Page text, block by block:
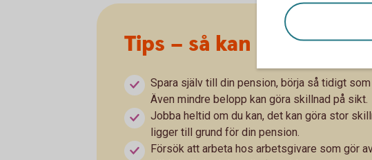
Tips – så kan du
Spara själv till din pension, börja så tidigt
Även mindre belopp kan göra skillnad på sikt.
Jobba heltid om du kan, det kan göra stor
ligger till grund för din pension.
Försök att arbeta hos arbetsgivare som gör